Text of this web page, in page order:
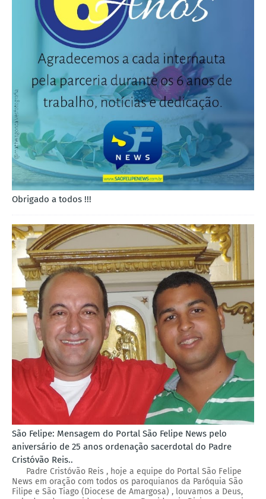
Obrigado a todos !!!
São Felipe: Mensagem do Portal São Felipe News pelo
aniversário de 25 anos ordenação sacerdotal do Padre
Cristóvão Reis..
Padre Cristóvão Reis , hoje a equipe do Portal São Felipe
News em oração com todos os paroquianos da Paróquia São
Filipe e São Tiago (Diocese de Amargosa) , louvamos a Deus,